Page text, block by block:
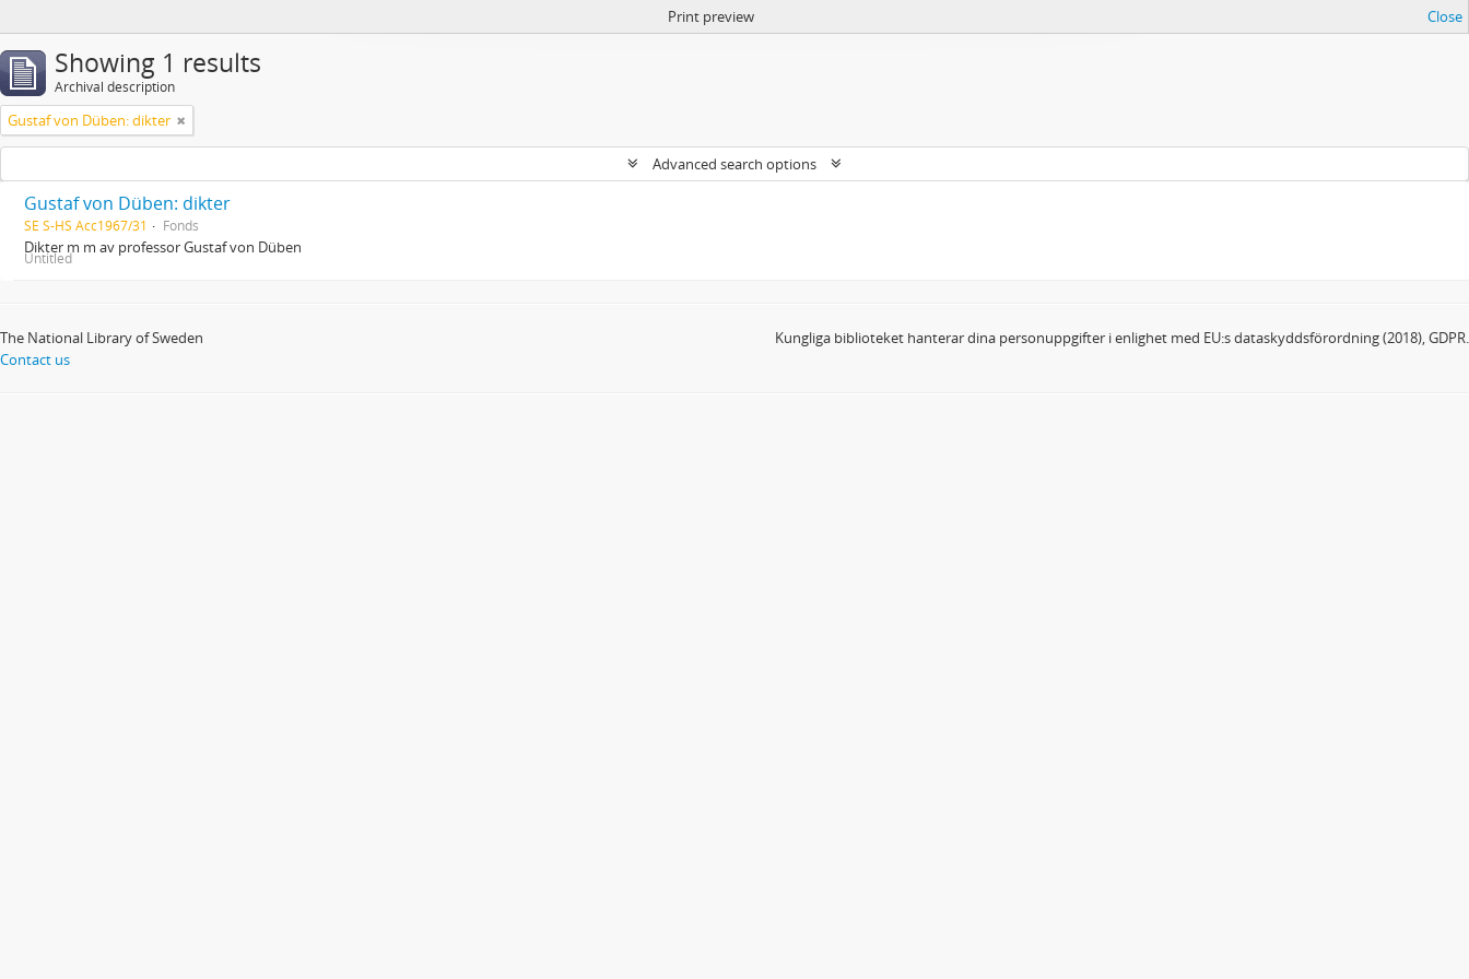
Print preview Close
Showing 1 results
Archival description
Gustaf von Düben: dikter
Advanced search options
Gustaf von Düben: dikter
SE S-HS Acc1967/31 Fonds
Dikter m m av professor Gustaf von Düben
Untitled
The National Library of Sweden
Contact us
Kungliga biblioteket hanterar dina personuppgifter i enlighet med EU:s dataskyddsförordning (2018), GDPR.